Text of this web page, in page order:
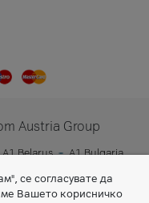
Austria Group
A1 Belarus
A1 Bulgaria
се согласувате да
Вашето корисничко